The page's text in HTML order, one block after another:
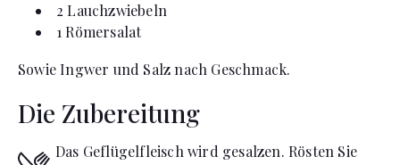
2 Lauchzwiebeln
1 Römersalat
Sowie Ingwer und Salz nach Geschmack.
Die Zubereitung
Das Geflügelfleisch wird gesalzen. Rösten Sie